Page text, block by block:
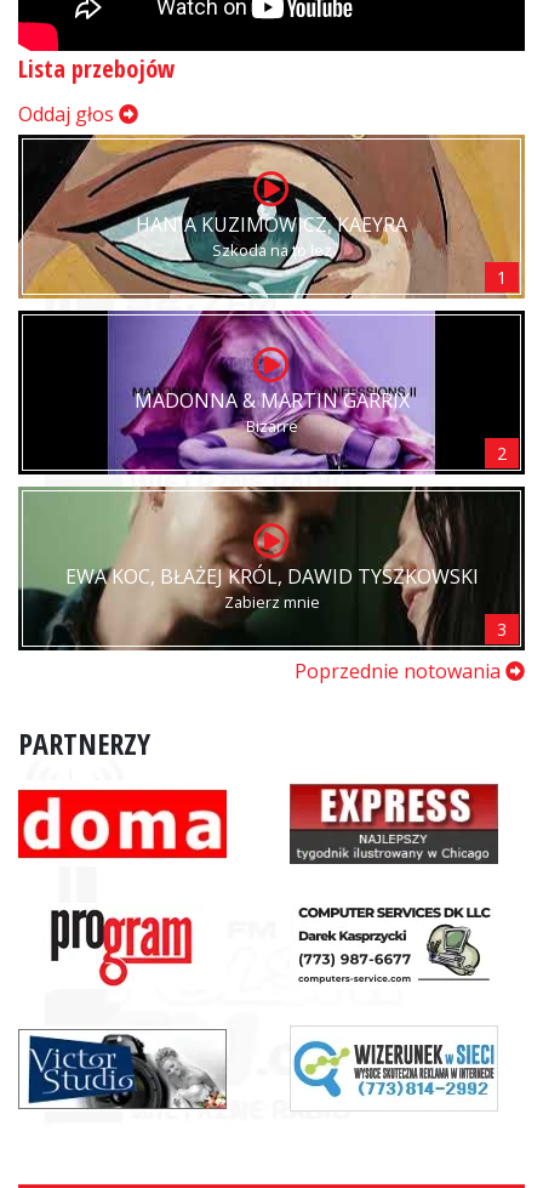
Lista przebojów
Oddaj głos
HANIA KUZIMOWICZ, KAEYRA
Szkoda na to łez
1
MADONNA & MARTIN GARRIX
Bizarre
2
EWA KOC, BŁAŻEJ KRÓL, DAWID TYSZKOWSKI
Zabierz mnie
3
Poprzednie notowania
PARTNERZY